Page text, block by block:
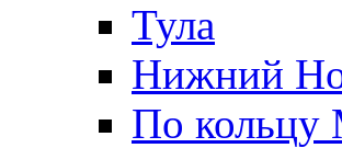
Тула
Нижний
По кольцу